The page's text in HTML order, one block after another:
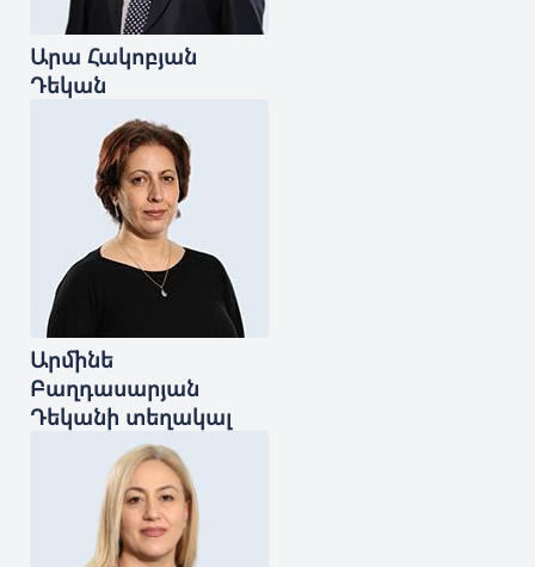
Արա Հակոբյան
Դեկան
Արմինե
Բաղդասարյան
Դեկանի տեղակալ